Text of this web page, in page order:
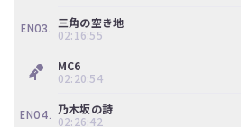
EN03. 三角の空き地
02:16:55
MC6
02:20:54
EN04. 乃木坂の詩
02:26:42